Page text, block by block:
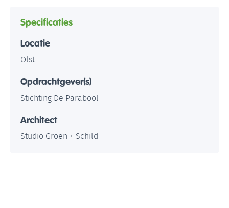
Specificaties
Locatie
Olst
Opdrachtgever(s)
Stichting De Parabool
Architect
Studio Groen + Schild